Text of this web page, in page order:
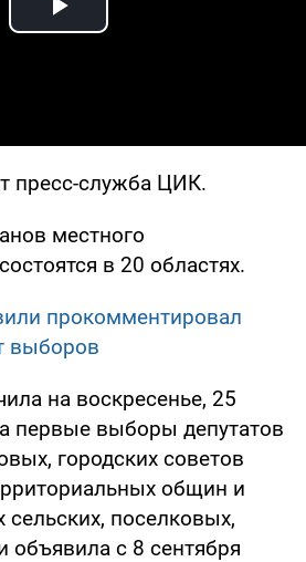
Play Video
пресс-служба ЦИК.
местного
в 20 областях.
прокомментировал
выборов
на воскресенье, 25
первые выборы депутатов
городских советов
общин и
поселковых,
объявила с 8 сентября